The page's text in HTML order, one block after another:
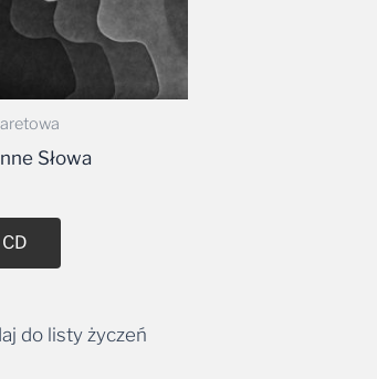
Słowa
do listy życzeń